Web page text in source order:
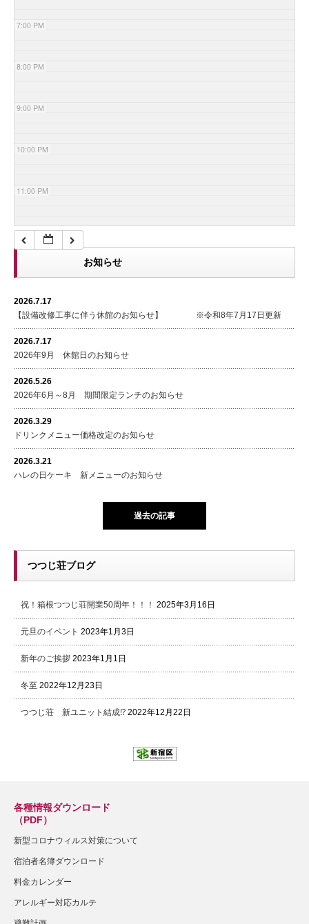
7:00 PM
8:00 PM
9:00 PM
10:00 PM
11:00 PM
お知らせ
2026.7.17
【設備改修工事に伴う休館のお知らせ】 ※令和8年7月17日更新
2026.7.17
2026年9月 休館日のお知らせ
2026.5.26
2026年6月～8月 期間限定ランチのお知らせ
2026.3.29
ドリンクメニュー価格改定のお知らせ
2026.3.21
ハレの日ケーキ 新メニューのお知らせ
過去の記事
つつじ荘ブログ
祝！箱根つつじ荘開業50周年！！！ 2025年3月16日
元旦のイベント 2023年1月3日
新年のご挨拶 2023年1月1日
冬至 2022年12月23日
つつじ荘 新ユニット結成⁉ 2022年12月22日
各種情報ダウンロード
（PDF）
新型コロナウィルス対策について
宿泊者名簿ダウンロード
料金カレンダー
アレルギー対応カルテ